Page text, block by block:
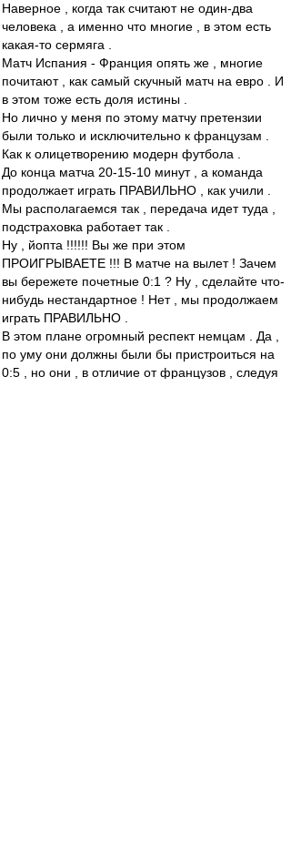
Наверное , когда так считают не один-два
человека , а именно что многие , в этом есть
какая-то сермяга .
Матч Испания - Франция опять же , многие
почитают , как самый скучный матч на евро . И
в этом тоже есть доля истины .
Но лично у меня по этому матчу претензии
были только и исключительно к французам .
Как к олицетворению модерн футбола .
До конца матча 20-15-10 минут , а команда
продолжает играть ПРАВИЛЬНО , как учили .
Мы располагаемся так , передача идет туда ,
подстраховка работает так .
Ну , йопта !!!!!! Вы же при этом
ПРОИГРЫВАЕТЕ !!! В матче на вылет ! Зачем
вы бережете почетные 0:1 ? Ну , сделайте что-
нибудь нестандартное ! Нет , мы продолжаем
играть ПРАВИЛЬНО .
В этом плане огромный респект немцам . Да ,
по уму они должны были бы пристроиться на
0:5 , но они , в отличие от французов , следуя